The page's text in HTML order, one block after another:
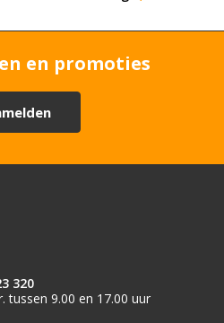
en promoties
320
tussen 9.00 en 17.00 uur